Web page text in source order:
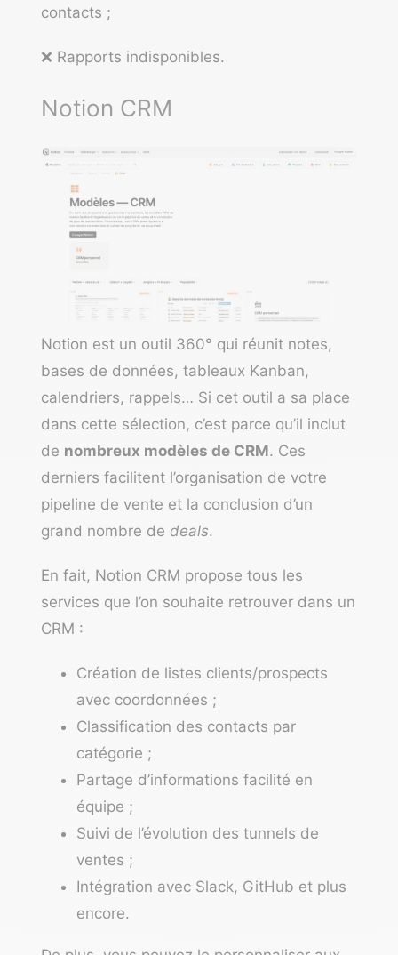
contacts ;
❌ Rapports indisponibles.
Notion CRM
Notion est un outil 360° qui réunit notes,
bases de données, tableaux Kanban,
calendriers, rappels… Si cet outil a sa place
dans cette sélection, c’est parce qu’il inclut
de nombreux modèles de CRM. Ces
derniers facilitent l’organisation de votre
pipeline de vente et la conclusion d’un
grand nombre de deals.
En fait, Notion CRM propose tous les
services que l’on souhaite retrouver dans un
CRM :
Création de listes clients/prospects
avec coordonnées ;
Classification des contacts par
catégorie ;
Partage d’informations facilité en
équipe ;
Suivi de l’évolution des tunnels de
ventes ;
Intégration avec Slack, GitHub et plus
encore.